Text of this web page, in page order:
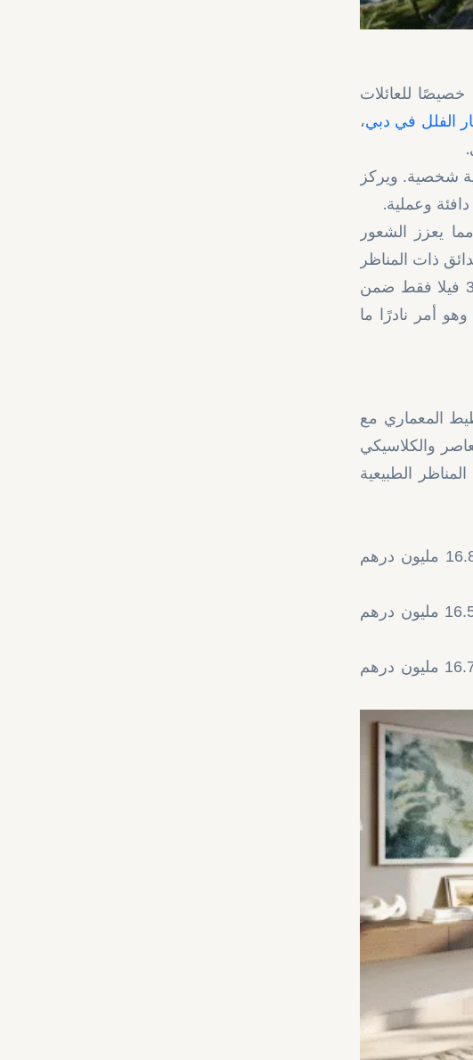
للعائلات
الفلل في دبي،
.
شخصية. ويركز
وعملية.
يعزز الشعور
ذات المناظر
الطبيعية الخلابة، والممرات المائية الهادئة، والمساحات العامة المصممة بعناية من منازلهم. مع توفر 38 فيلا فقط ضمن
أمر نادرًا ما
المعماري مع
والكلاسيكي
الطبيعية
● فلل شامفر: 14 فيلا، مساحة مبنية 8,099 قدم مربع، مساحة الأرض 8,899 قدم مربع، ابتداءً من 16.8 مليون درهم
● فلل معاصرة: 11 فيلا، مساحة مبنية 7,914 قدم مربع، مساحة الأرض 8,527 قدم مربع، ابتداءً من 16.5 مليون درهم
● فلل كلاسيكية: 13 فيلا، مساحة مبنية 7880 قدم مربع، مساحة الأرض 8769 قدم مربع، ابتداءً من 16.7 مليون درهم